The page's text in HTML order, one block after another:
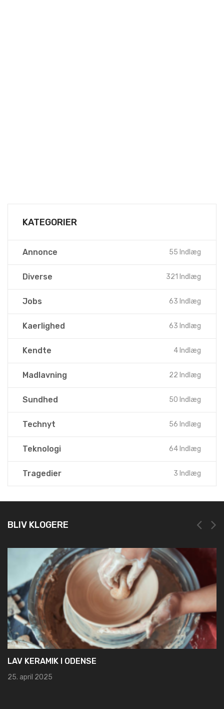
KATEGORIER
Annonce 55 Indlæg
Diverse 321 Indlæg
Jobs 63 Indlæg
Kaerlighed 63 Indlæg
Kendte 4 Indlæg
Madlavning 22 Indlæg
Sundhed 50 Indlæg
Technyt 56 Indlæg
Teknologi 64 Indlæg
Tragedier 3 Indlæg
BLIV KLOGERE
NEM OG HURTIG REGISTRERING HOS LEI
19. marts 2025